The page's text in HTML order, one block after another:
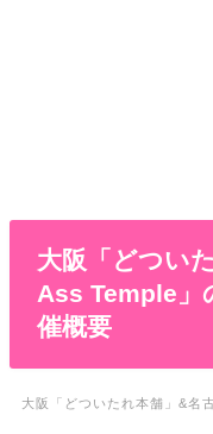
大阪「どつい
Ass Temple」
催概要
大阪「どついたれ本舗」&名